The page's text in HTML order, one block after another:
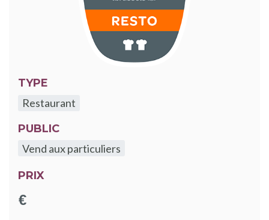
TYPE
Restaurant
PUBLIC
Vend aux particuliers
PRIX